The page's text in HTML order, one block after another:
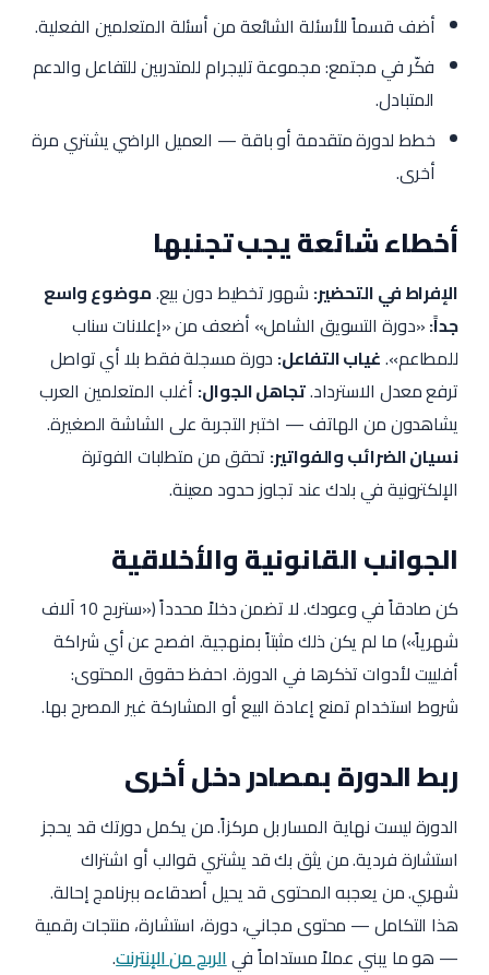
أضف قسماً للأسئلة الشائعة من أسئلة المتعلمين الفعلية.
فكّر في مجتمع: مجموعة تليجرام للمتدربين للتفاعل والدعم
المتبادل.
خطط لدورة متقدمة أو باقة — العميل الراضي يشتري مرة
أخرى.
أخطاء شائعة يجب تجنبها
الإفراط في التحضير: شهور تخطيط دون بيع.موضوع واسع
جداً:«دورة التسويق الشامل» أضعف من «إعلانات سناب
للمطاعم».غياب التفاعل: دورة مسجلة فقط بلا أي تواصل
ترفع معدل الاسترداد.تجاهل الجوال: أغلب المتعلمين العرب
يشاهدون من الهاتف — اختبر التجربة على الشاشة الصغيرة.
نسيان الضرائب والفواتير: تحقق من متطلبات الفوترة
الإلكترونية في بلدك عند تجاوز حدود معينة.
الجوانب القانونية والأخلاقية
كن صادقاً في وعودك. لا تضمن دخلاً محدداً («ستربح 10 آلاف
شهرياً») ما لم يكن ذلك مثبتاً بمنهجية. افصح عن أي شراكة
أفلييت لأدوات تذكرها في الدورة. احفظ حقوق المحتوى:
شروط استخدام تمنع إعادة البيع أو المشاركة غير المصرح بها.
ربط الدورة بمصادر دخل أخرى
الدورة ليست نهاية المسار بل مركزاً. من يكمل دورتك قد يحجز
استشارة فردية. من يثق بك قد يشتري قوالب أو اشتراك
شهري. من يعجبه المحتوى قد يحيل أصدقاءه ببرنامج إحالة.
هذا التكامل — محتوى مجاني، دورة، استشارة، منتجات رقمية
— هو ما يبني عملاً مستداماً فيالربح من الإنترنت.